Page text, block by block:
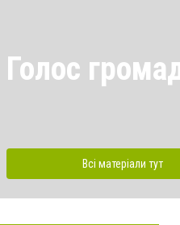
Голос
Всі матеріали тут